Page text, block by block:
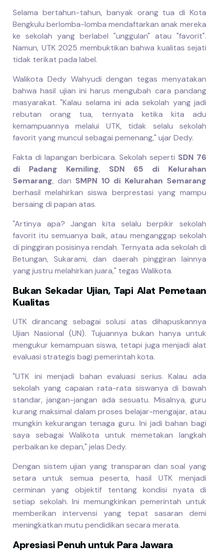
Selama bertahun-tahun, banyak orang tua di Kota
Bengkulu berlomba-lomba mendaftarkan anak mereka
ke sekolah yang berlabel "unggulan" atau "favorit".
Namun, UTK 2025 membuktikan bahwa kualitas sejati
tidak terikat pada label.
Walikota Dedy Wahyudi dengan tegas menyatakan
bahwa hasil ujian ini harus mengubah cara pandang
masyarakat. "Kalau selama ini ada sekolah yang jadi
rebutan orang tua, ternyata ketika kita adu
kemampuannya melalui UTK, tidak selalu sekolah
favorit yang muncul sebagai pemenang," ujar Dedy.
Fakta di lapangan berbicara. Sekolah seperti SDN 76
di Padang Kemiling, SDN 65 di Kelurahan
Semarang, dan SMPN 10 di Kelurahan Semarang
berhasil melahirkan siswa berprestasi yang mampu
bersaing di papan atas.
"Artinya apa? Jangan kita selalu berpikir sekolah
favorit itu semuanya baik, atau menganggap sekolah
di pinggiran posisinya rendah. Ternyata ada sekolah di
Betungan, Sukarami, dan daerah pinggiran lainnya
yang justru melahirkan juara," tegas Walikota.
Bukan Sekadar Ujian, Tapi Alat Pemetaan
Kualitas
UTK dirancang sebagai solusi atas dihapuskannya
Ujian Nasional (UN). Tujuannya bukan hanya untuk
mengukur kemampuan siswa, tetapi juga menjadi alat
evaluasi strategis bagi pemerintah kota.
"UTK ini menjadi bahan evaluasi serius. Kalau ada
sekolah yang capaian rata-rata siswanya di bawah
standar, jangan-jangan ada sesuatu. Misalnya, guru
kurang maksimal dalam proses belajar-mengajar, atau
mungkin kekurangan tenaga guru. Ini jadi bahan bagi
saya sebagai Walikota untuk memetakan langkah
perbaikan ke depan," jelas Dedy.
Dengan sistem ujian yang transparan dan soal yang
setara untuk semua peserta, hasil UTK menjadi
cerminan yang objektif tentang kondisi nyata di
setiap sekolah. Ini memungkinkan pemerintah untuk
memberikan intervensi yang tepat sasaran demi
meningkatkan mutu pendidikan secara merata.
Apresiasi Penuh untuk Para Jawara